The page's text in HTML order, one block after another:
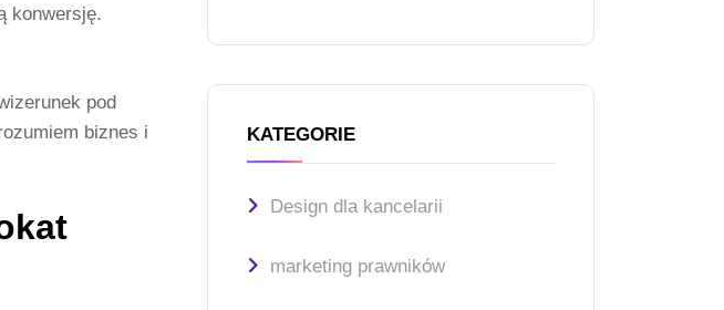
konwersję.
pod
biznes i
KATEGORIE
Design dla kancelarii
marketing prawników